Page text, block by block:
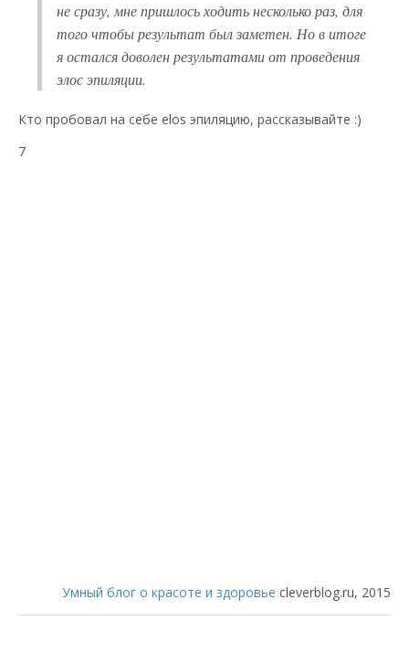
не сразу, мне пришлось ходить несколько раз, для
того чтобы результат был заметен. Но в итоге
я остался доволен результатами от проведения
элосэпиляции.
Кто пробовал на себе elos эпиляцию, рассказывайте :)
7
Умный блог о красоте и здоровье cleverblog.ru, 2015